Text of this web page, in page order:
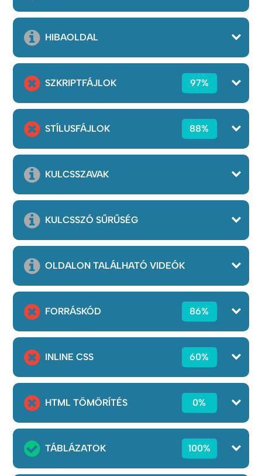
HIBAOLDAL
SZKRIPTFÁJLOK 97%
STÍLUSFÁJLOK 88%
KULCSSZAVAK
KULCSSZÓ SŰRŰSÉG
OLDALON TALÁLHATÓ VIDEÓK
FORRÁSKÓD 86%
INLINE CSS 60%
HTML TÖMÖRÍTÉS 0%
TÁBLÁZATOK 100%